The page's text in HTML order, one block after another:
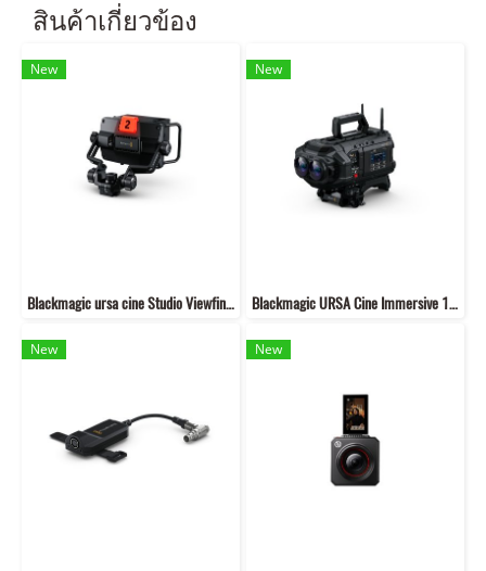
สินค้าเกี่ยวข้อง
New
Blackmagic ursa cine Studio Viewfinder
New
Blackmagic URSA Cine Immersive 100G
New New